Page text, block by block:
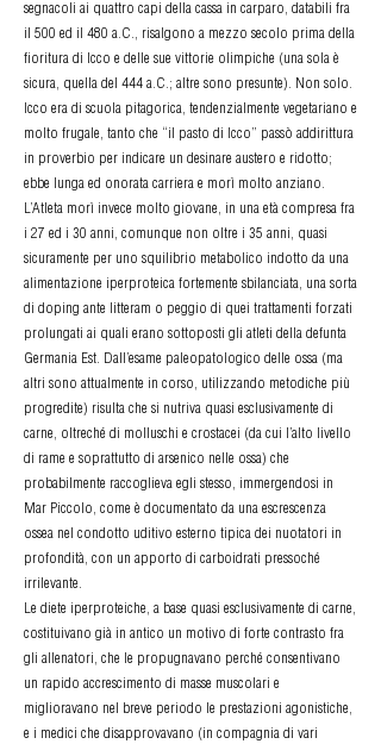
segnacoli ai quattro capi della cassa in carparo, databili fra
il 500 ed il 480 a.C., risalgono a mezzo secolo prima della
fioritura di Icco e delle sue vittorie olimpiche (una sola è
sicura, quella del 444 a.C.; altre sono presunte). Non solo.
Icco era di scuola pitagorica, tendenzialmente vegetariano e
molto frugale, tanto che “il pasto di Icco” passò addirittura
in proverbio per indicare un desinare austero e ridotto;
ebbe lunga ed onorata carriera e morì molto anziano.
L’Atleta morì invece molto giovane, in una età compresa fra
i 27 ed i 30 anni, comunque non oltre i 35 anni, quasi
sicuramente per uno squilibrio metabolico indotto da una
alimentazione iperproteica fortemente sbilanciata, una sorta
di doping ante litteram o peggio di quei trattamenti forzati
prolungati ai quali erano sottoposti gli atleti della defunta
Germania Est. Dall’esame paleopatologico delle ossa (ma
altri sono attualmente in corso, utilizzando metodiche più
progredite) risulta che si nutriva quasi esclusivamente di
carne, oltreché di molluschi e crostacei (da cui l’alto livello
di rame e soprattutto di arsenico nelle ossa) che
probabilmente raccoglieva egli stesso, immergendosi in
Mar Piccolo, come è documentato da una escrescenza
ossea nel condotto uditivo esterno tipica dei nuotatori in
profondità, con un apporto di carboidrati pressoché
irrilevante.
Le diete iperproteiche, a base quasi esclusivamente di carne,
costituivano già in antico un motivo di forte contrasto fra
gli allenatori, che le propugnavano perché consentivano
un rapido accrescimento di masse muscolari e
miglioravano nel breve periodo le prestazioni agonistiche,
e i medici che disapprovavano (in compagnia di vari